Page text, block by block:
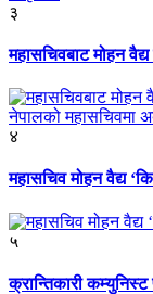
३
महासचिवबाट मोहन
४
महासचिव मोहन वैद्य
५
क्रान्तिकारी कम्युनिस्ट